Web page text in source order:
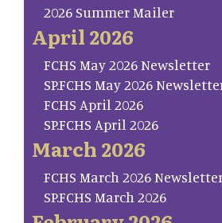
2026 Summer Mailer
April 2026
FCHS May 2026 Newsletter
SP.FCHS May 2026
FCHS April 2026
SP.FCHS April 2026
March 2026
FCHS March 2026
SP.FCHS March 2026